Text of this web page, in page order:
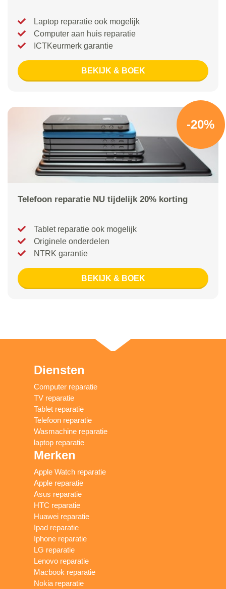
Laptop reparatie ook mogelijk
Computer aan huis reparatie
ICTKeurmerk garantie
BEKIJK & BOEK
-20%
Telefoon reparatie NU tijdelijk 20% korting
Tablet reparatie ook mogelijk
Originele onderdelen
NTRK garantie
BEKIJK & BOEK
Diensten
Computer reparatie
TV reparatie
Tablet reparatie
Telefoon reparatie
Wasmachine reparatie
laptop reparatie
Merken
Apple Watch reparatie
Apple reparatie
Asus reparatie
HTC reparatie
Huawei reparatie
Ipad reparatie
Iphone reparatie
LG reparatie
Lenovo reparatie
Macbook reparatie
Nokia reparatie